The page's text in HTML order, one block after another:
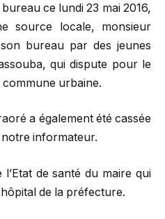
ce lundi 23 mai 2016,
source locale, monsieur
bureau par des jeunes
qui dispute pour le
urbaine.
a également été cassée
informateur.
de santé du maire qui
de la préfecture.